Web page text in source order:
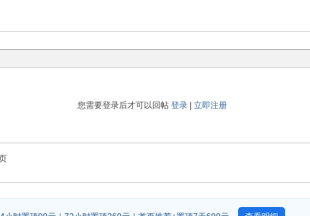
您需要登录后才可以回帖 登录| 立即注册